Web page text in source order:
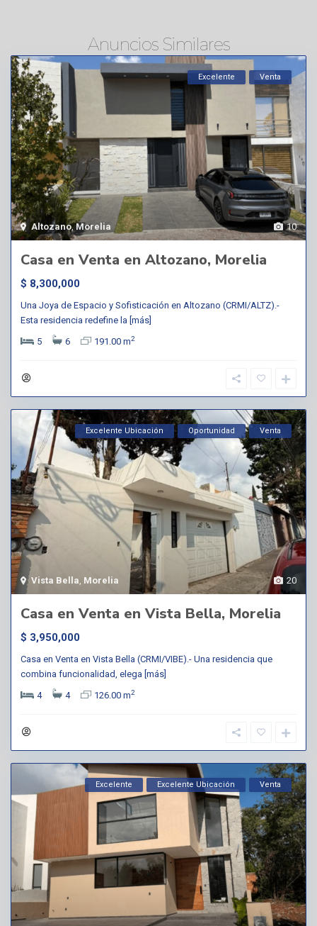
Anuncios Similares
10
Altozano,Morelia
Excelente Venta
Casa en Venta en Altozano, Morelia
$ 8,300,000
Una Joya de Espacio y Sofisticación en Altozano (CRMI/ALTZ).-
Esta residencia redefine la [más]
5
6 191.00 m2
20
Vista Bella, Morelia
Excelente Ubicación Oportunidad Venta
Casa en Venta en Vista Bella, Morelia
$ 3,950,000
Casa en Venta en Vista Bella (CRMI/VIBE).- Una residencia que
combina funcionalidad, elega [más]
4
4 126.00 m2
Excelente Excelente Ubicación Venta